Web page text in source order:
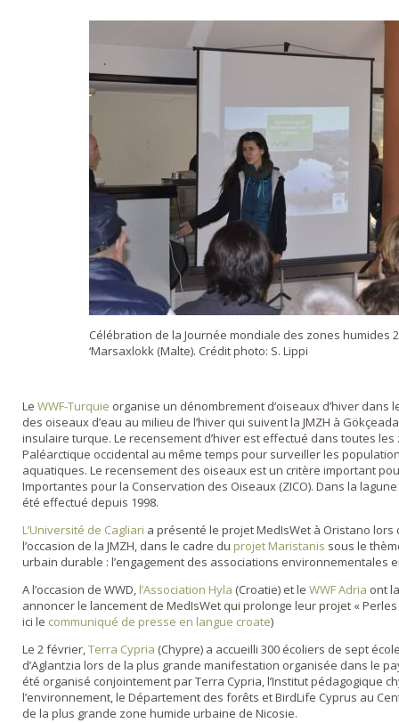
Célébration de la Journée mondiale des zones humides
‘Marsaxlokk (Malte). Crédit photo: S. Lippi
Le WWF-Turquie organise un dénombrement d’oiseaux d’hiver
des oiseaux d’eau au milieu de l’hiver qui suivent la JMZH à
insulaire turque. Le recensement d’hiver est effectué dans toutes
Paléarctique occidental au même temps pour surveiller les
aquatiques. Le recensement des oiseaux est un critère important
Importantes pour la Conservation des Oiseaux (ZICO). Dans la
été effectué depuis 1998.
L’Université de Cagliari a présenté le projet MedIsWet à Oristano
l’occasion de la JMZH, dans le cadre du projet Maristanis sous le
urbain durable : l’engagement des associations environnementales
A l’occasion de WWD, l’Association Hyla (Croatie) et le WWF Adria ont
annoncer le lancement de MedIsWet qui prolonge leur projet «
ici le communiqué de presse en langue croate)
Le 2 février,Terra Cypria (Chypre) a accueilli 300 écoliers de sept
d’Aglantzia lors de la plus grande manifestation organisée dans le
été organisé conjointement par Terra Cypria, l’Institut pédagogique
l’environnement, le Département des forêts et BirdLife Cyprus au
de la plus grande zone humide urbaine de Nicosie.